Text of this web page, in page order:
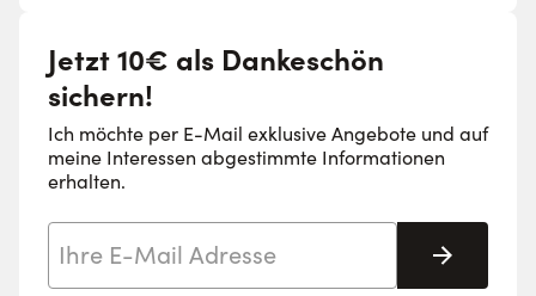
Jetzt 10€ als Dankeschön
sichern!
Ich möchte per E-Mail exklusive Angebote und auf
meine Interessen abgestimmte Informationen
erhalten.